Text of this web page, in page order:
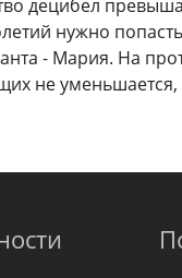
децибел
нужно
- Мария. На
не